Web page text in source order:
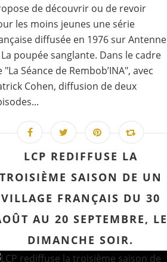
de découvrir ou de revoir
les moins jeunes une série
diffusée en 1976 sur Antenne
poupée sanglante. Dans le cadre
"La Séance de Rembob’INA", avec
Cohen, diffusion de deux
LCP REDIFFUSE LA
TROISIÈME SAISON DE UN
VILLAGE FRANÇAIS DU 30
AU 20 SEPTEMBRE, LE
DIMANCHE SOIR.